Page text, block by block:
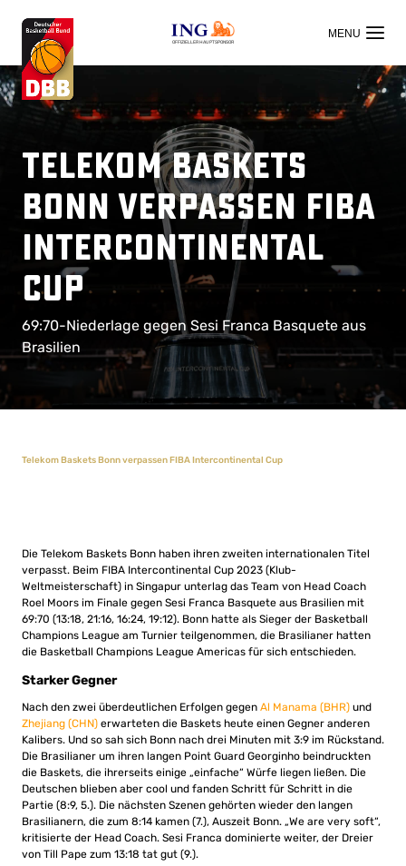
OFFIZIELLER HAUPTSPONSOR
Telekom Baskets
Bonn verpassen FIBA
Intercontinental
Cup
69:70-Niederlage gegen Sesi Franca Basquete aus
Brasilien
Telekom Baskets Bonn verpassen FIBA Intercontinental Cup
Die Telekom Baskets Bonn haben ihren zweiten internationalen Titel
verpasst. Beim FIBA Intercontinental Cup 2023 (Klub-
Weltmeisterschaft) in Singapur unterlag das Team von Head Coach
Roel Moors im Finale gegen Sesi Franca Basquete aus Brasilien mit
69:70 (13:18, 21:16, 16:24, 19:12). Bonn hatte als Sieger der Basketball
Champions League am Turnier teilgenommen, die Brasilianer hatten
die Basketball Champions League Americas für sich entschieden.
Starker Gegner
Nach den zwei überdeutlichen Erfolgen gegen Al Manama (BHR) und
Zhejiang (CHN) erwarteten die Baskets heute einen Gegner anderen
Kalibers. Und so sah sich Bonn nach drei Minuten mit 3:9 im Rückstand.
Die Brasilianer um ihren langen Point Guard Georginho beindruckten
die Baskets, die ihrerseits einige „einfache“ Würfe liegen ließen. Die
Deutschen blieben aber cool und fanden Schritt für Schritt in die
Partie (8:9, 5.). Die nächsten Szenen gehörten wieder den langen
Brasilianern, die zum 8:14 kamen (7.), Auszeit Bonn. „We are very soft“,
kritisierte der Head Coach. Sesi Franca dominierte weiter, der Dreier
von Till Pape zum 13:18 tat gut (9.).